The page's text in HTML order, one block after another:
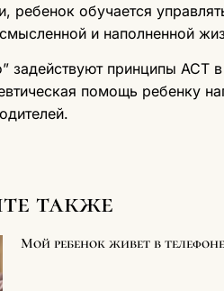
ребенок обучается
и наполненной
задействуют принципы АСТ
помощь ребенку
также
Мой ребенок живет в